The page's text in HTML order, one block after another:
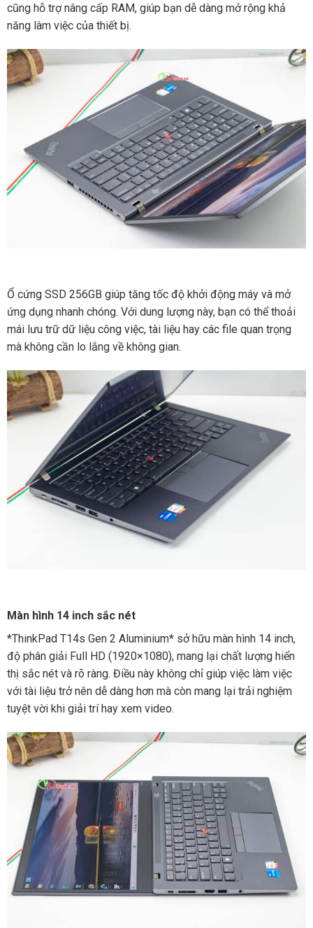
cũng hỗ trợ nâng cấp RAM, giúp bạn dễ dàng mở rộng khả
năng làm việc của thiết bị.
Ổ cứng SSD 256GB giúp tăng tốc độ khởi động máy và mở
ứng dụng nhanh chóng. Với dung lượng này, bạn có thể thoải
mái lưu trữ dữ liệu công việc, tài liệu hay các file quan trọng
mà không cần lo lắng về không gian.
Màn hình 14 inch sắc nét
*ThinkPad T14s Gen 2 Aluminium* sở hữu màn hình 14 inch,
độ phân giải Full HD (1920×1080), mang lại chất lượng hiển
thị sắc nét và rõ ràng. Điều này không chỉ giúp việc làm việc
với tài liệu trở nên dễ dàng hơn mà còn mang lại trải nghiệm
tuyệt vời khi giải trí hay xem video.